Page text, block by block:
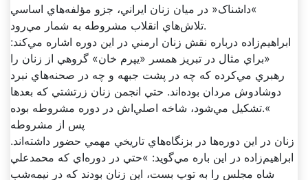
»داشناک« در ميان زنان ايراني، جزو مؤلفه‌هاي اساسي
تلاش‌هاي انقلاب مشروطه به شمار مي‌رود.
ابراهيم‌زاده درباره نقش زنان ارمني در اين دوره اشاره مي‌کند:
«براي مثال در تبريز همسر «يپرم خان» گروهي از زنان را
رهبري مي‌کرده که چه در پشت جبهه و چه در صحنه‌هاي نبرد
دوشادوش مردان بوده‌اند. حتي انجمن زنان زرتشتي که بعد‌ها
تشکيل مي‌شود، شاخه اصلي‌اش در دوره مشروطه بوده.«
پس از مشروطه
زنان در اين دوره‌ها در بزنگاه‌هاي تاريخي مهمي حضور داشته‌اند.
ابراهيم‌زاده در اين باره مي‌گويد: »حتي در دوره‌اي که محمدعلي
شاه مجلس را به توپ بست، اين زنان بودند که در نيمه‌شب